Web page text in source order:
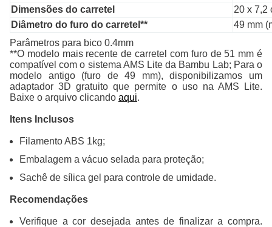
Dimensões do carretel
20 x 7,2
Diâmetro do furo do carretel**
49 mm
Parâmetros para bico 0.4mm
**O modelo mais recente de carretel com furo de 51 mm é
compatível com o sistema AMS Lite da Bambu Lab; Para o
modelo antigo (furo de 49 mm), disponibilizamos um
adaptador 3D gratuito que permite o uso na AMS Lite.
Baixe o arquivo clicando aqui.
Itens Inclusos
Filamento ABS 1kg;
Embalagem a vácuo selada para proteção;
Sachê de sílica gel para controle de umidade.
Recomendações
Verifique a cor desejada antes de finalizar a compra.